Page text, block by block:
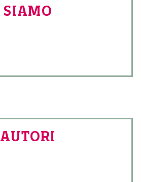
SIAMO
AUTORI